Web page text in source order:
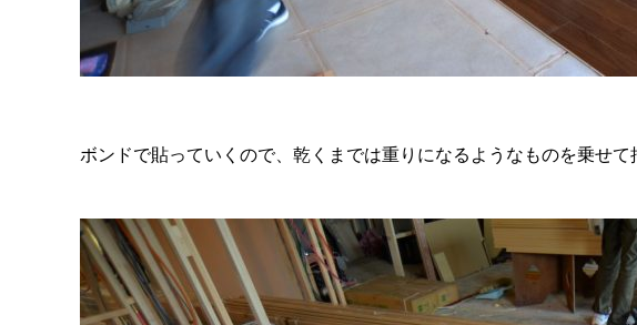
ボンドで貼っていくので、乾くまでは重りになるようなものを乗せて